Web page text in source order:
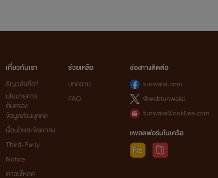
เกี่ยวกับเรา
ธัญวลัยคือ?
นโยบายการ
คุ้มครอง
ข้อมูลส่วนบุคคล
เงื่อนไขและข้อตกลง
Third-Party
Notice
ดาวน์โหลด
ช่วยเหลือ
บทความ
FAQ
ช่องทางติดต่อ
tunwalai.com
@webtunwalai
tunwalai@ookbee.com
แพลตฟอร์มในเครือ